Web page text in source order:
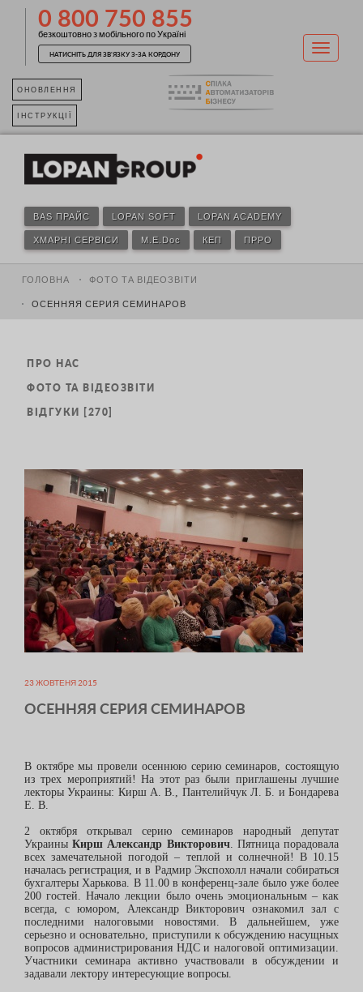
0 800 750 855
безкоштовно з мобільного по Україні
НАТИСНІТЬ ДЛЯ ЗВ'ЯЗКУ З-ЗА КОРДОНУ
ОНОВЛЕННЯ
ІНСТРУКЦІЇ
BAS ПРАЙС LOPAN SOFT LOPAN ACADEMY
ХМАРНІ СЕРВІСИ M.E.Doc КЕП ПРРО
ГОЛОВНА ФОТО ТА ВІДЕОЗВІТИ
ОСЕННЯЯ СЕРИЯ СЕМИНАРОВ
ПРО НАС
ФОТО ТА ВІДЕОЗВІТИ
ВІДГУКИ [270]
23 ЖОВТЕНЯ 2015
ОСЕННЯЯ СЕРИЯ СЕМИНАРОВ
В октябре мы провели осеннюю серию семинаров, состоящую
из трех мероприятий! На этот раз были приглашены лучшие
лекторы Украины: Кирш А. В., Пантелийчук Л. Б. и Бондарева
Е. В.
2 октября открывал серию семинаров народный депутат
УкраиныКирш Александр Викторович. Пятница порадовала
всех замечательной погодой – теплой и солнечной! В 10.15
началась регистрация, и в Радмир Экспохолл начали собираться
бухгалтеры Харькова. В 11.00 в конференц-зале было уже более
200 гостей. Начало лекции было очень эмоциональным – как
всегда, с юмором, Александр Викторович ознакомил зал с
последними налоговыми новостями. В дальнейшем, уже
серьезно и основательно, приступили к обсуждению насущных
вопросов администрирования НДС и налоговой оптимизации.
Участники семинара активно участвовали в обсуждении и
задавали лектору интересующие вопросы.